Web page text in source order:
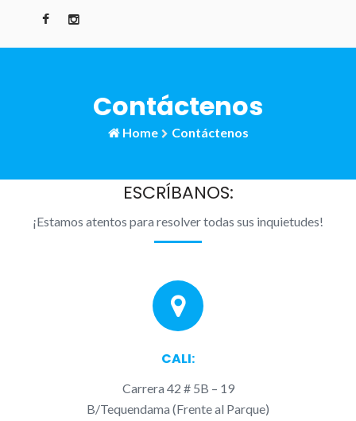
Contáctenos
Home Contáctenos
ESCRÍBANOS:
¡Estamos atentos para resolver todas sus inquietudes!
CALI:
Carrera 42 # 5B – 19
B/Tequendama (Frente al Parque)